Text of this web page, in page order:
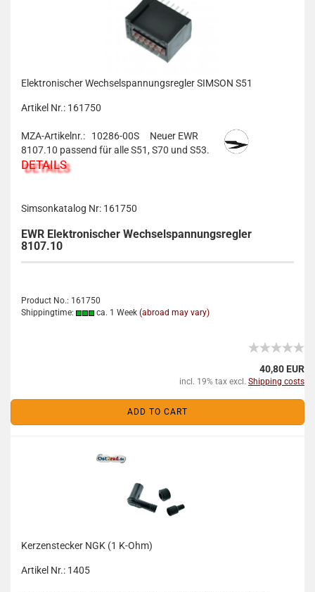
Elektronischer Wechselspannungsregler SIMSON S51
Artikel Nr.: 161750
MZA-Artikelnr.: 10286-00S
Neuer EWR
8107.10 passend für alle S51, S70 und S53.
DETAILS
Simsonkatalog Nr: 161750
EWR Elektronischer Wechselspannungsregler
8107.10
Product No.: 161750
Shippingtime:
ca. 1 Week (abroad may vary)
40,80 EUR
incl. 19% tax excl. Shipping costs
ADD TO CART
Kerzenstecker NGK (1 K-Ohm)
Artikel Nr.: 1405